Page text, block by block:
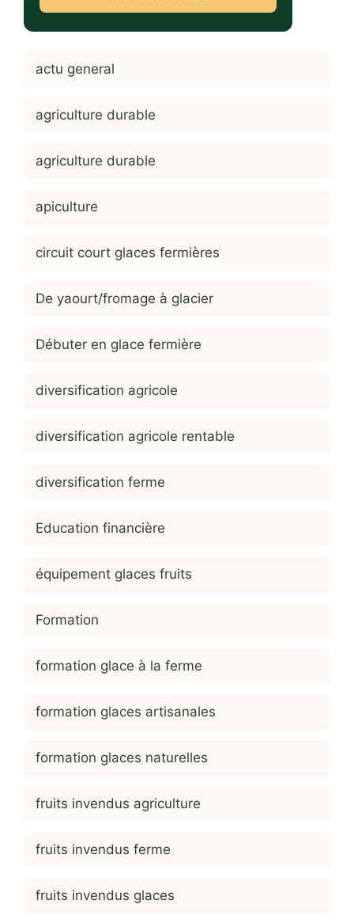
actu general
agriculture durable
agriculture durable
apiculture
circuit court glaces fermières
De yaourt/fromage à glacier
Débuter en glace fermière
diversification agricole
diversification agricole rentable
diversification ferme
Education financière
équipement glaces fruits
Formation
formation glace à la ferme
formation glaces artisanales
formation glaces naturelles
fruits invendus agriculture
fruits invendus ferme
fruits invendus glaces